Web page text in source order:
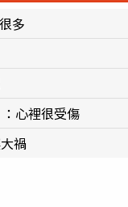
多
心裡很受傷
禍